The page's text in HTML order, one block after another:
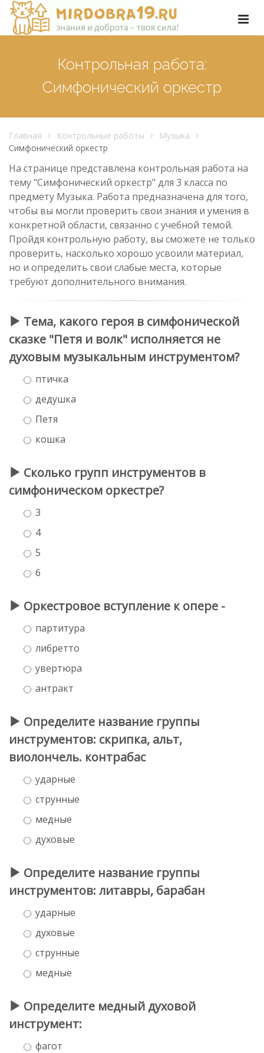
Контрольная работа:
Симфонический оркестр
Главная Контрольные работы
Музыка
Симфонический оркестр
На странице представлена контрольная работа на
тему "Симфонический оркестр" для 3 класса по
предмету Музыка. Работа предназначена для того,
чтобы вы могли проверить свои знания и умения в
конкретной области, связанно с учебной темой.
Пройдя контрольную работу, вы сможете не только
проверить, насколько хорошо усвоили материал,
но и определить свои слабые места, которые
требуют дополнительного внимания.
Тема, какого героя в симфонической
сказке "Петя и волк" исполняется не
духовым музыкальным инструментом?
птичка
дедушка
Петя
кошка
Сколько групп инструментов в
симфоническом оркестре?
3
4
5
6
Оркестровое вступление к опере -
партитура
либретто
увертюра
антракт
Определите название группы
инструментов: скрипка, альт,
виолончель. контрабас
ударные
струнные
медные
духовые
Определите название группы
инструментов: литавры, барабан
ударные
духовые
струнные
медные
Определите медный духовой
инструмент:
фагот